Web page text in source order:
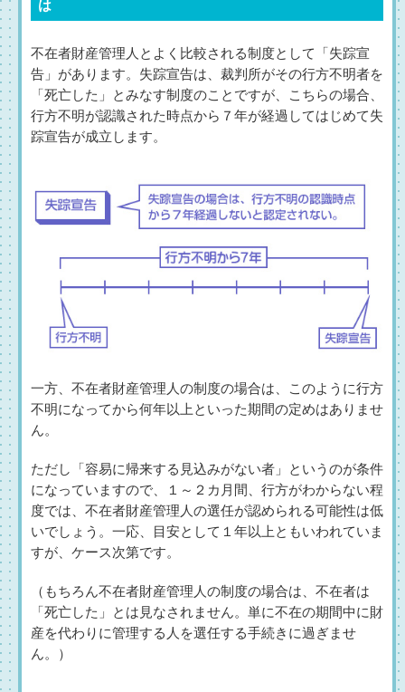
は
不在者財産管理人とよく比較される制度として「失踪宣
告」があります。失踪宣告は、裁判所がその行方不明者を
「死亡した」とみなす制度のことですが、こちらの場合、
行方不明が認識された時点から７年が経過してはじめて失
踪宣告が成立します。
一方、不在者財産管理人の制度の場合は、このように行方
不明になってから何年以上といった期間の定めはありませ
ん。
ただし「容易に帰来する見込みがない者」というのが条件
になっていますので、１～２カ月間、行方がわからない程
度では、不在者財産管理人の選任が認められる可能性は低
いでしょう。一応、目安として１年以上ともいわれていま
すが、ケース次第です。
（もちろん不在者財産管理人の制度の場合は、不在者は
「死亡した」とは見なされません。単に不在の期間中に財
産を代わりに管理する人を選任する手続きに過ぎませ
ん。）